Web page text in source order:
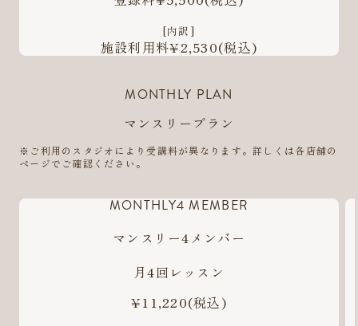
[内訳]
施設利用料¥2,530(税込)
MONTHLY PLAN
マンスリープラン
※ご利用のスタジオにより受講料が異なります。詳しくは各店舗の
ページでご確認ください。
MONTHLY4 MEMBER
マンスリー4メンバー
月4回レッスン
¥11,220(税込)